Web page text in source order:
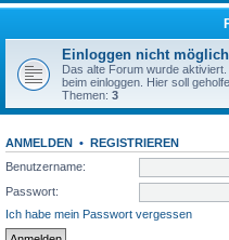
Einloggen nicht
Das alte Forum wurde
beim einloggen. Hier soll
Themen: 3
ANMELDEN • REGISTRIEREN
Benutzername:
Passwort:
Ich habe mein Passwort vergessen